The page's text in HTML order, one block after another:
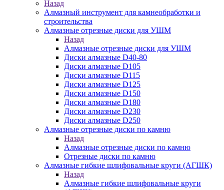
Назад
Алмазный инструмент для камнеобработки и
строительства
Алмазные отрезные диски для УШМ
Назад
Алмазные отрезные диски для УШМ
Диски алмазные D40-80
Диски алмазные D105
Диски алмазные D115
Диски алмазные D125
Диски алмазные D150
Диски алмазные D180
Диски алмазные D230
Диски алмазные D250
Алмазные отрезные диски по камню
Назад
Алмазные отрезные диски по камню
Отрезные диски по камню
Алмазные гибкие шлифовальные круги (АГШК)
Назад
Алмазные гибкие шлифовальные круги